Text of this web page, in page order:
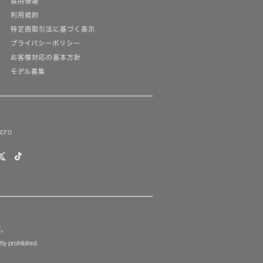
利用規約
特定商取引法に基づく表示
プライバシーポリシー
お客様対応の基本方針
モデル募集
prohibited.